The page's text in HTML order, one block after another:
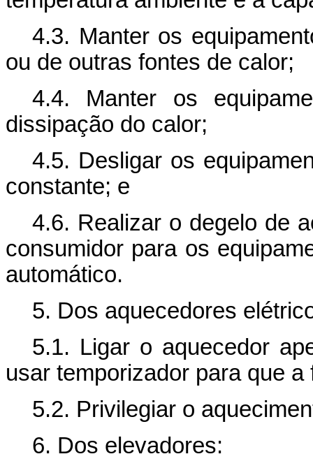
4.3. Manter os
ou de outras fontes de calor;
4.4. Manter os
dissipação do calor;
4.5. Desligar os
constante; e
4.6. Realizar o degelo de
consumidor para os
automático.
5. Dos aquecedores
5.1. Ligar o aquecedor
usar temporizador para que
5.2. Privilegiar o
6. Dos elevadores: